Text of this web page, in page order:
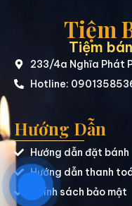
Tiệm
Tiệm
233/4a Nghĩa Phát
Hotline:
Hướng Dẫn
Hướng dẫn đặt bánh
Hướng dẫn thanh
Chính sách bảo mật